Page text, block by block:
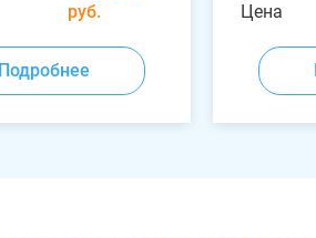
руб.
Подробнее
Цена